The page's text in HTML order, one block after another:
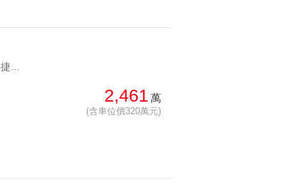
2,461 萬
(含車位價320萬元)